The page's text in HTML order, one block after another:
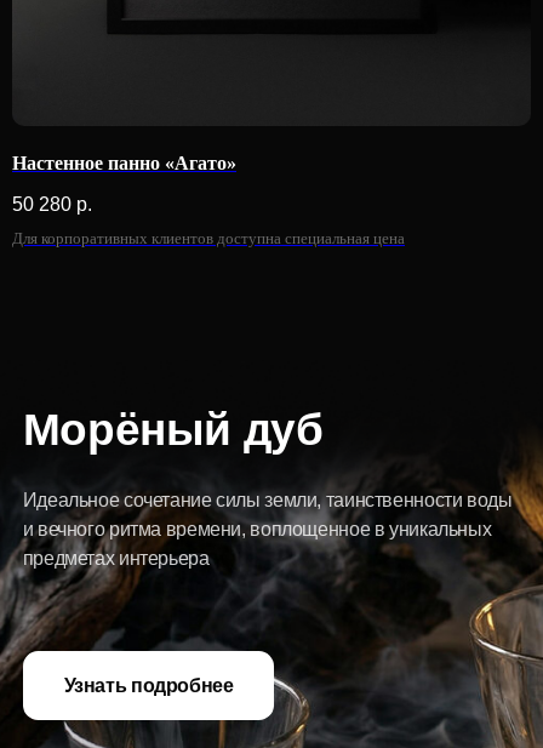
Настенное панно «Агато»
50 280 р.
Для корпоративных клиентов доступна специальная цена